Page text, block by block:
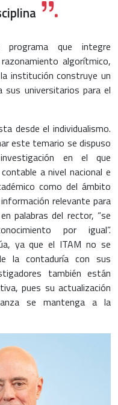
que integre
algorítmico,
institución construye un
sus universitarios para el
desde el individualismo.
este temario se dispuso
en el que
a nivel nacional e
como del ámbito
relevante para
palabras del rector, “se
por igual”.
ya que el ITAM no se
la contaduría con sus
también están
pues su actualización
se mantenga a la